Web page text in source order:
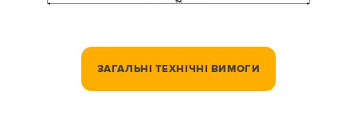
ЗАГАЛЬНІ ТЕХНІЧНІ ВИМОГИ